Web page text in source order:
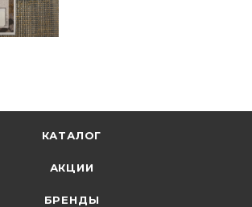
КАТАЛОГ
АКЦИИ
БРЕНДЫ